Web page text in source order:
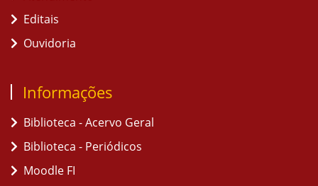
Editais
Ouvidoria
Informações
Biblioteca - Acervo Geral
Biblioteca - Periódicos
Moodle FI